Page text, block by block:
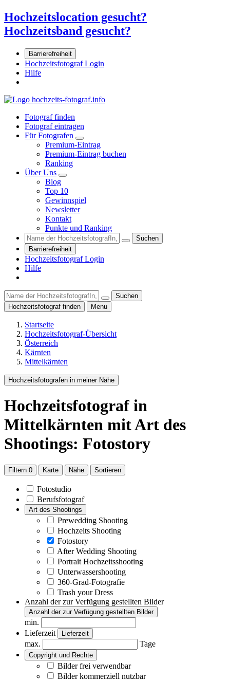
Hochzeitslocation gesucht?
Hochzeitsband gesucht?
Barrierefreiheit
Hochzeitsfotograf Login
Hilfe
Fotograf finden
Fotograf eintragen
Für Fotografen
Premium-Eintrag
Premium-Eintrag buchen
Ranking
Über Uns
Blog
Top 10
Gewinnspiel
Newsletter
Kontakt
Punkte und Ranking
Suchen
Barrierefreiheit
Hochzeitsfotograf Login
Hilfe
Suchen
Hochzeitsfotograf finden
Menu
Startseite
Hochzeitsfotograf-Übersicht
Österreich
Kärnten
Mittelkärnten
Hochzeitsfotografen in meiner Nähe
Hochzeitsfotograf in
Mittelkärnten mit Art des
Shootings: Fotostory
Filtern 0 Karte Nähe Sortieren
Fotostudio
Berufsfotograf
Art des Shootings
Prewedding Shooting
Hochzeits Shooting
Fotostory
After Wedding Shooting
Portrait Hochzeitsshooting
Unterwassershooting
360-Grad-Fotografie
Trash your Dress
Anzahl der zur Verfügung gestellten Bilder
Anzahl der zur Verfügung gestellten Bilder
min.
Lieferzeit
Lieferzeit
max. Tage
Copyright und Rechte
Bilder frei verwendbar
Bilder kommerziell nutzbar